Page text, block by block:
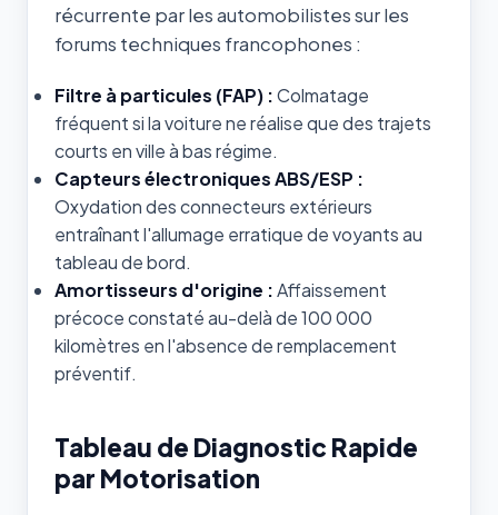
récurrente par les automobilistes sur les
forums techniques francophones :
Filtre à particules (FAP) :Colmatage
fréquent si la voiture ne réalise que des trajets
courts en ville à bas régime.
Capteurs électroniques ABS/ESP :
Oxydation des connecteurs extérieurs
entraînant l'allumage erratique de voyants au
tableau de bord.
Amortisseurs d'origine :Affaissement
précoce constaté au-delà de 100 000
kilomètres en l'absence de remplacement
préventif.
Tableau de Diagnostic Rapide
par Motorisation